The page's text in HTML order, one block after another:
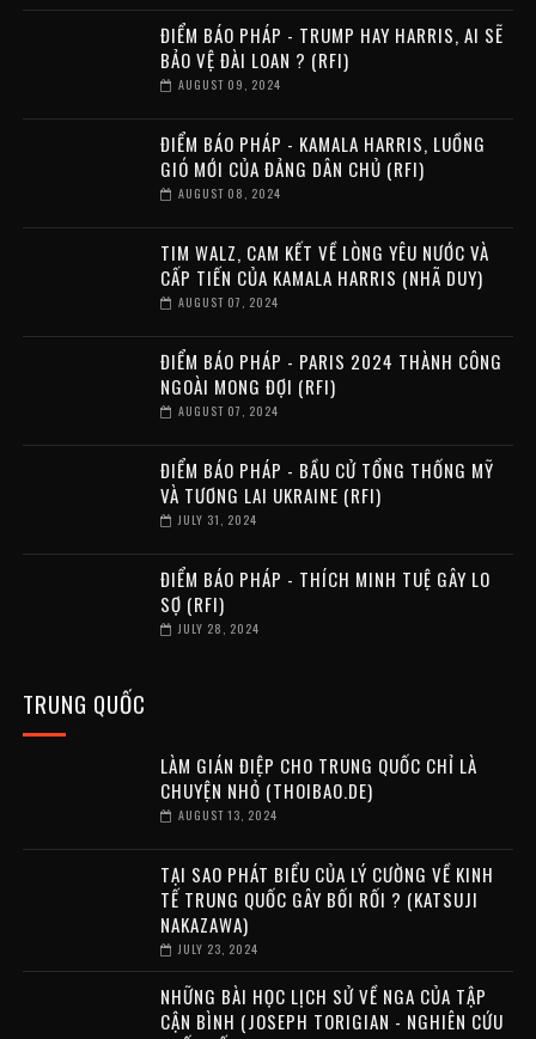
ĐIỂM BÁO PHÁP - TRUMP HAY HARRIS, AI SẼ
BẢO VỆ ĐÀI LOAN ? (RFI)
AUGUST 09, 2024
ĐIỂM BÁO PHÁP - KAMALA HARRIS, LUỒNG
GIÓ MỚI CỦA ĐẢNG DÂN CHỦ (RFI)
AUGUST 08, 2024
TIM WALZ, CAM KẾT VỀ LÒNG YÊU NƯỚC VÀ
CẤP TIẾN CỦA KAMALA HARRIS (NHÃ DUY)
AUGUST 07, 2024
ĐIỂM BÁO PHÁP - PARIS 2024 THÀNH CÔNG
NGOÀI MONG ĐỢI (RFI)
AUGUST 07, 2024
ĐIỂM BÁO PHÁP - BẦU CỬ TỔNG THỐNG MỸ
VÀ TƯƠNG LAI UKRAINE (RFI)
JULY 31, 2024
ĐIỂM BÁO PHÁP - THÍCH MINH TUỆ GÂY LO
SỢ (RFI)
JULY 28, 2024
TRUNG QUỐC
LÀM GIÁN ĐIỆP CHO TRUNG QUỐC CHỈ LÀ
CHUYỆN NHỎ (THOIBAO.DE)
AUGUST 13, 2024
TẠI SAO PHÁT BIỂU CỦA LÝ CƯỜNG VỀ KINH
TẾ TRUNG QUỐC GÂY BỐI RỐI ? (KATSUJI
NAKAZAWA)
JULY 23, 2024
NHỮNG BÀI HỌC LỊCH SỬ VỀ NGA CỦA TẬP
CẬN BÌNH (JOSEPH TORIGIAN - NGHIÊN CỨU